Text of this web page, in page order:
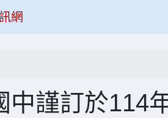
網
中謹訂於114